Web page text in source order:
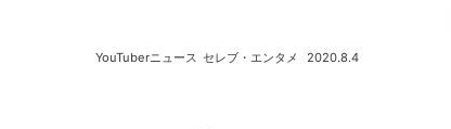
2020.8.4
YouTuberニュース セレブ・エンタメ